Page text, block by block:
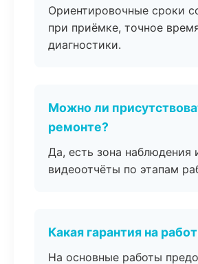
Ориентировочные сроки
при приёмке, точное
диагностики.
Можно ли
ремонте?
Да, есть зона наблюдения
видеоотчёты по этапам
Какая гарантия на
На основные работы